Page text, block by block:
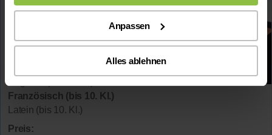
Anpassen
Alles ablehnen
Deutsch
Montag bis Samstag flexibel
Französisch (bis 10. Kl.)
Latein (bis 10. Kl.)
Preis: